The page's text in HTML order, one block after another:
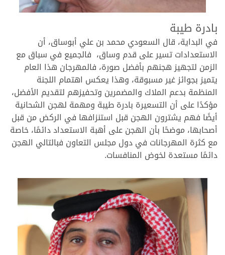
بادرة طيبة
في البداية، قال السعودي محمد بن علي أبوساق، أن
الاستعدادات تسير على قدم وساق، فالجميع في سباق مع
الزمن لتجهيز هجنهم بأفضل صورة، فالمهرجان هذا العام
يتميز بجوائز غير مسبوقة، وهذا يعكس اهتمام اللجنة
المنظمة بدعم الملاك والمضمرين وتحفيزهم لتقديم الأفضل،
مؤكدًا على أن التسعيرة بادرة طيبة ومهمة لهجن الشحانية
أيضًا فهم يشترون الهجن قبل استنزافها في الركض من قبل
أصحابها، موضحًا بأن الهجن على أهبة الاستعداد دائمًا، خاصة
مع كثرة المهرجانات في دول مجلس التعاون فبالتالي الهجن
دائمًا مستعدة لخوض المنافسات.